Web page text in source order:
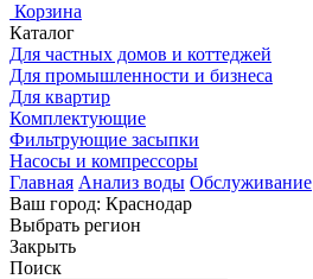
Корзина
Каталог
Для частных домов и коттеджей
Для промышленности и бизнеса
Для квартир
Комплектующие
Фильтрующие засыпки
Насосы и компрессоры
Главная Анализ воды Обслуживание
Ваш город: Краснодар
Выбрать регион
Закрыть
Поиск